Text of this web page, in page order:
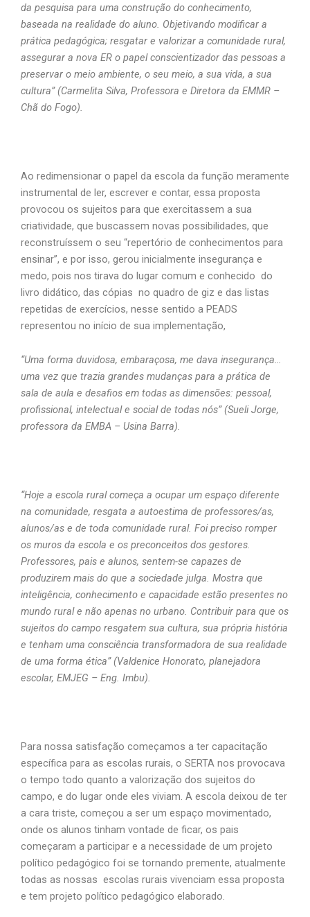
da pesquisa para uma construção do conhecimento,
baseada na realidade do aluno. Objetivando modificar a
prática pedagógica; resgatar e valorizar a comunidade rural,
assegurar a nova ER o papel conscientizador das pessoas a
preservar o meio ambiente, o seu meio, a sua vida, a sua
cultura” (Carmelita Silva, Professora e Diretora da EMMR –
Chã do Fogo).
Ao redimensionar o papel da escola da função meramente
instrumental de ler, escrever e contar, essa proposta
provocou os sujeitos para que exercitassem a sua
criatividade, que buscassem novas possibilidades, que
reconstruíssem o seu “repertório de conhecimentos para
ensinar”, e por isso, gerou inicialmente insegurança e
medo, pois nos tirava do lugar comum e conhecido do
livro didático, das cópias no quadro de giz e das listas
repetidas de exercícios, nesse sentido a PEADS
representou no início de sua implementação,
“Uma forma duvidosa, embaraçosa, me dava insegurança…
uma vez que trazia grandes mudanças para a prática de
sala de aula e desafios em todas as dimensões: pessoal,
profissional, intelectual e social de todas nós” (Sueli Jorge,
professora da EMBA – Usina Barra).
“Hoje a escola rural começa a ocupar um espaço diferente
na comunidade, resgata a autoestima de professores/as,
alunos/as e de toda comunidade rural. Foi preciso romper
os muros da escola e os preconceitos dos gestores.
Professores, pais e alunos, sentem-se capazes de
produzirem mais do que a sociedade julga. Mostra que
inteligência, conhecimento e capacidade estão presentes no
mundo rural e não apenas no urbano. Contribuir para que os
sujeitos do campo resgatem sua cultura, sua própria história
e tenham uma consciência transformadora de sua realidade
de uma forma ética” (Valdenice Honorato, planejadora
escolar, EMJEG – Eng. Imbu).
Para nossa satisfação começamos a ter capacitação
específica para as escolas rurais, o SERTA nos provocava
o tempo todo quanto a valorização dos sujeitos do
campo, e do lugar onde eles viviam. A escola deixou de ter
a cara triste, começou a ser um espaço movimentado,
onde os alunos tinham vontade de ficar, os pais
começaram a participar e a necessidade de um projeto
político pedagógico foi se tornando premente, atualmente
todas as nossas escolas rurais vivenciam essa proposta
e tem projeto político pedagógico elaborado.